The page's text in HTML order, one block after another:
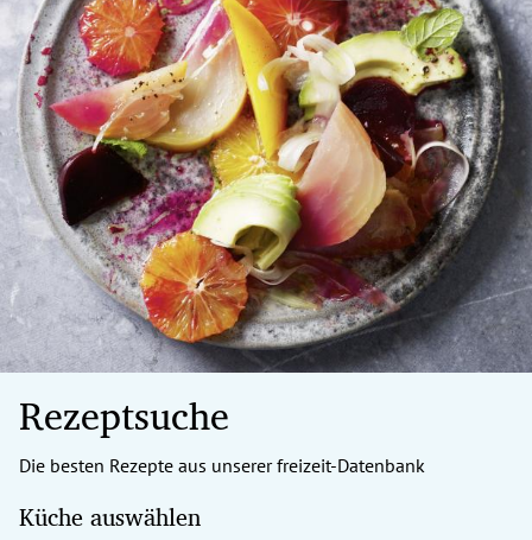
Rezeptsuche
Die besten Rezepte aus unserer freizeit-Datenbank
Küche auswählen